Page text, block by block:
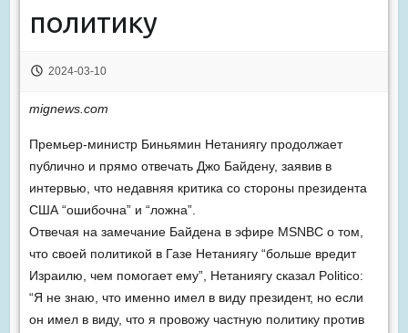
политику
2024-03-10
mignews.com
Премьер-министр Биньямин Нетаниягу продолжает
публично и прямо отвечать Джо Байдену, заявив в
интервью, что недавняя критика со стороны президента
США “ошибочна” и “ложна”.
Отвечая на замечание Байдена в эфире MSNBC о том,
что своей политикой в Газе Нетаниягу “больше вредит
Израилю, чем помогает ему”, Нетаниягу сказал Politico:
“Я не знаю, что именно имел в виду президент, но если
он имел в виду, что я провожу частную политику против